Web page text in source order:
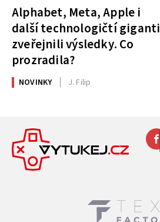
Alphabet, Meta, Apple i
další technologičtí giganti
zveřejnili výsledky. Co
prozradila?
NOVINKY J. Filip